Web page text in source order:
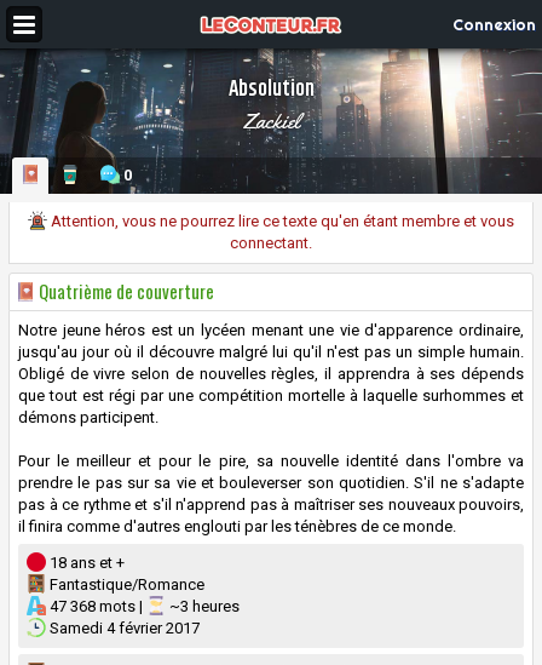
Connexion
Absolution
Zackiel
0
Attention, vous ne pourrez lire ce texte qu'en étant membre et vous
connectant.
Quatrième de couverture
Notre jeune héros est un lycéen menant une vie d'apparence ordinaire,
jusqu'au jour où il découvre malgré lui qu'il n'est pas un simple humain.
Obligé de vivre selon de nouvelles règles, il apprendra à ses dépends
que tout est régi par une compétition mortelle à laquelle surhommes et
démons participent.
Pour le meilleur et pour le pire, sa nouvelle identité dans l'ombre va
prendre le pas sur sa vie et bouleverser son quotidien. S'il ne s'adapte
pas à ce rythme et s'il n'apprend pas à maîtriser ses nouveaux pouvoirs,
il finira comme d'autres englouti par les ténèbres de ce monde.
18 ans et +
Fantastique/Romance
47 368 mots |
~3 heures
Samedi 4 février 2017